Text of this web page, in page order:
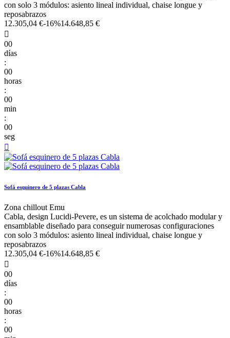
con solo 3 módulos: asiento lineal individual, chaise longue y
reposabrazos
12.305,04 €-16%14.648,85 €

00
días
:
00
horas
:
00
min
:
00
seg

Sofá esquinero de 5 plazas Cabla
Zona chillout Emu
Cabla, design Lucidi-Pevere, es un sistema de acolchado modular y
ensamblable diseñado para conseguir numerosas configuraciones
con solo 3 módulos: asiento lineal individual, chaise longue y
reposabrazos
12.305,04 €-16%14.648,85 €

00
días
:
00
horas
:
00